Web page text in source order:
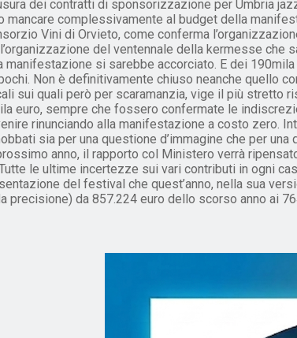
dei contratti di sponsorizzazione per Umbria
mancare complessivamente al budget della
Vini di Orvieto, come conferma
del ventennale della kermesse
manifestazione si sarebbe accorciato. E dei
Non è definitivamente chiuso neanche quello
sui quali però per scaramanzia, vige il più stretto
euro, sempre che fossero confermate le
rinunciando alla manifestazione a costo zero.
sia per una questione d’immagine che per
anno, il rapporto col Ministero verrà
le ultime incertezze sui vari contributi in ogni
del festival che quest’anno, nella sua
precisione) da 857.224 euro dello scorso anno ai